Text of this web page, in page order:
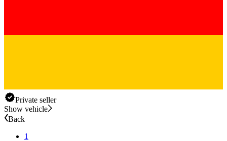
Private seller
Show vehicle
Back
1